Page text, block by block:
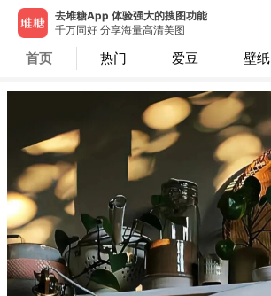
去堆糖App 体验强大的搜图功能
千万同好 分享海量高清美图
首页 热门 爱豆 壁纸